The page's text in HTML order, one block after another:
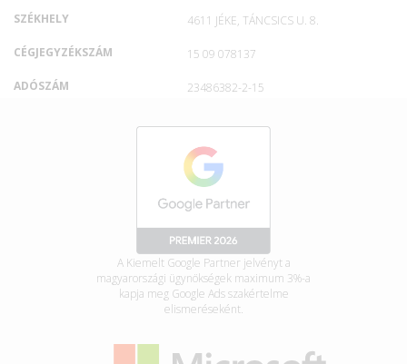
SZÉKHELY 4611 JÉKE, TÁNCSICS U. 8.
CÉGJEGYZÉKSZÁM 15 09 078137
ADÓSZÁM 23486382-2-15
A Kiemelt Google Partner jelvényt a
magyarországi ügynökségek maximum 3%-a
kapja meg Google Ads szakértelme
elismeréseként.